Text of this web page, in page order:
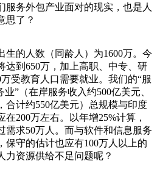
服务外包产业面对的现实，也是人
思了？
生的人数（同龄人）为1600万。今
达到650万，加上高职、中专、研
受教育人口需要就业。我们的“服
”（在岸服务收入约500亿美元、
合计约550亿美元）总规模与印度
200万左右。以年增25%计算，
需求50万人。而与软件和信息服务
保守的估计也应有100万人以上的
力资源供给不足问题呢？